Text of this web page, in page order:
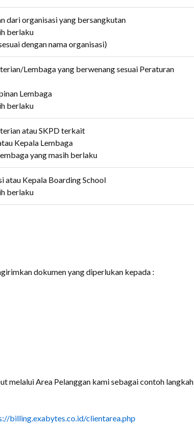
dari organisasi yang bersangkutan
berlaku
dengan nama organisasi)
Lembaga yang berwenang sesuai Peraturan
Lembaga
berlaku
atau SKPD terkait
Kepala Lembaga
yang masih berlaku
atau Kepala Boarding School
berlaku
dokumen yang diperlukan kepada :
melalui Area Pelanggan kami sebagai contoh langkah
billing.exabytes.co.id/clientarea.php